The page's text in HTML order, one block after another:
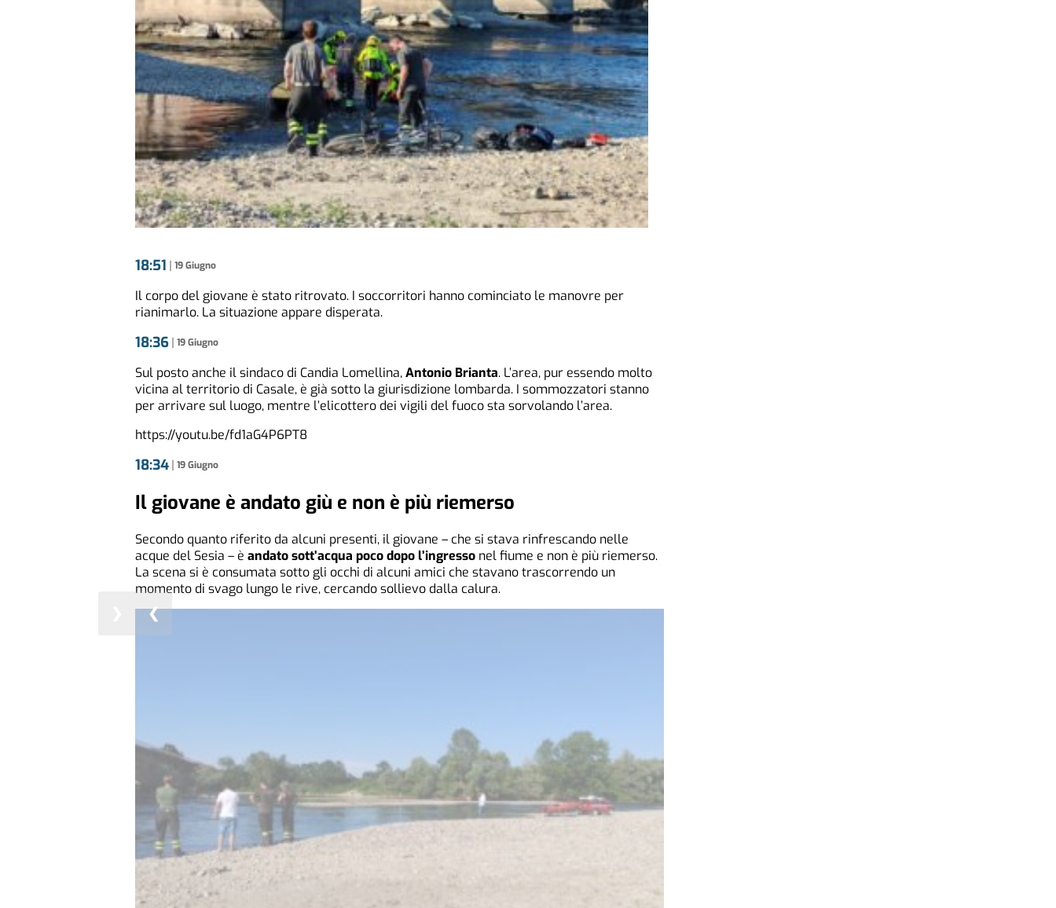
18:51 | 19 Giugno
Il corpo del giovane è stato ritrovato. I soccorritori hanno cominciato le manovre per
rianimarlo. La situazione appare disperata.
18:36| 19 Giugno
Sul posto anche il sindaco di Candia Lomellina,Antonio Brianta. L’area, pur essendo molto
vicina al territorio di Casale, è già sotto la giurisdizione lombarda. I sommozzatori stanno
per arrivare sul luogo, mentre l’elicottero dei vigili del fuoco sta sorvolando l’area.
https://youtu.be/fd1aG4P6PT8
18:34| 19 Giugno
Il giovane è andato giù e non è più riemerso
Secondo quanto riferito da alcuni presenti, il giovane – che si stava rinfrescando nelle
acque del Sesia – è andato sott’acqua poco dopo l’ingresso nel fiume e non è più riemerso.
La scena si è consumata sotto gli occhi di alcuni amici che stavano trascorrendo un
momento di svago lungo le rive, cercando sollievo dalla calura.
❮